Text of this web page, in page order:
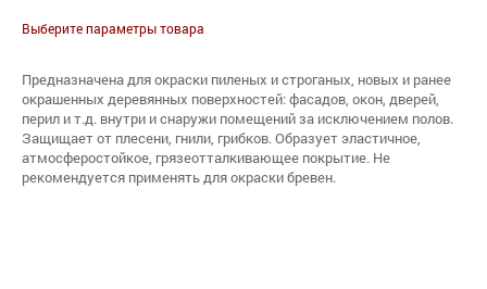
Выберите параметры товара
Предназначена для окраски пиленых и строганых, новых и ранее
окрашенных деревянных поверхностей: фасадов, окон, дверей,
перил и т.д. внутри и снаружи помещений за исключением полов.
Защищает от плесени, гнили, грибков. Образует эластичное,
атмосферостойкое, грязеотталкивающее покрытие. Не
рекомендуется применять для окраски бревен.